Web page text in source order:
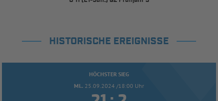
HISTORISCHE EREIGNISSE
HÖCHSTER SIEG
MI.. 25.09.2024 /18:00 Uhr